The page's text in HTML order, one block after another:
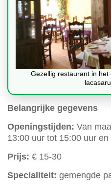
Gezellig restaurant in
Belangrijke gegevens
Openingstijden: Van
13:00 uur tot 15:00 uur
Prijs: € 15-30
Specialiteit: gemengde